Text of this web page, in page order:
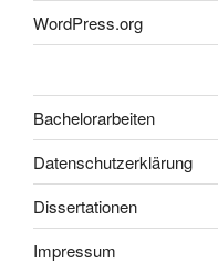
WordPress.org
Bachelorarbeiten
Datenschutzerklärung
Dissertationen
Impressum